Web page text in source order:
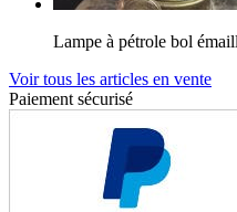
Lampe à pétrole bol
Voir tous les articles en vente
Paiement sécurisé